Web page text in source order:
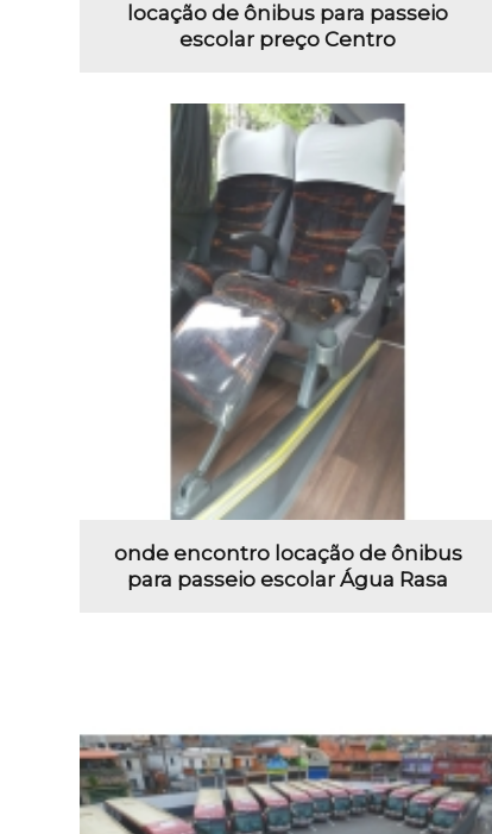
locação de ônibus para passeio
escolar preço Centro
onde encontro locação de ônibus
para passeio escolar Água Rasa